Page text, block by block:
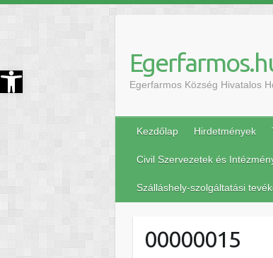
Eszköztár megnyitása
Egerfarmos Község Hivatalos
Kezdőlap Hirdetmények
Civil Szervezetek és
Szálláshely-szolgáltatási
00000015